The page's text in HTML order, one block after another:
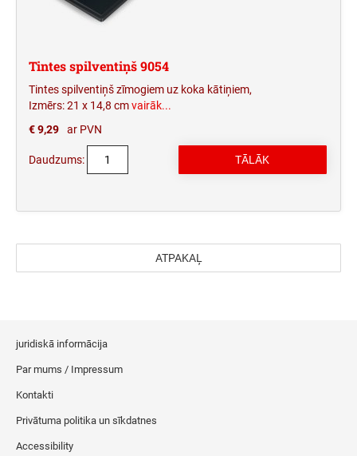
Tintes spilventiņš 9054
Tintes spilventiņš zīmogiem uz koka kātiņiem,
Izmērs: 21 x 14,8 cmvairāk...
€ 9,29
ar PVN
Daudzums:
ATPAKAĻ
juridiskā informācija
Par mums / Impressum
Kontakti
Privātuma politika un sīkdatnes
Accessibility